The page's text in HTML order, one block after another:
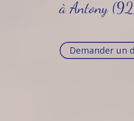
à Antony
Demander un